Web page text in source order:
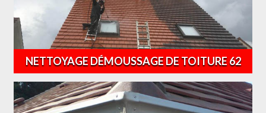
NETTOYAGE DÉMOUSSAGE DE TOITURE 62